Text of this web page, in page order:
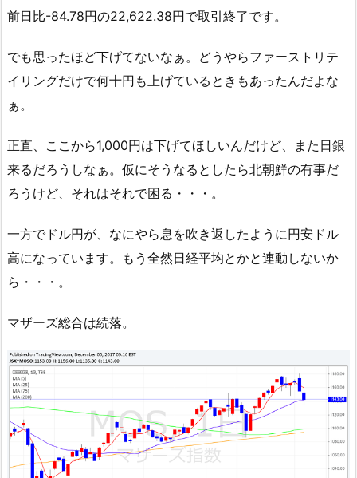
前日比-84.78円の22,622.38円で取引終了です。
でも思ったほど下げてないなぁ。どうやらファーストリテ
イリングだけで何十円も上げているときもあったんだよな
ぁ。
正直、ここから1,000円は下げてほしいんだけど、また日銀
来るだろうしなぁ。仮にそうなるとしたら北朝鮮の有事だ
ろうけど、それはそれで困る・・・。
一方でドル円が、なにやら息を吹き返したように円安ドル
高になっています。もう全然日経平均とかと連動しないか
ら・・・。
マザーズ総合は続落。